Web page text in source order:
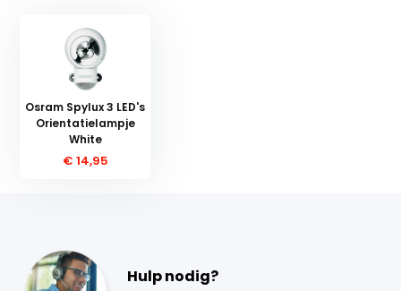
Osram Spylux 3 LED's
Orientatielampje
White
€ 14,95
Hulp nodig?